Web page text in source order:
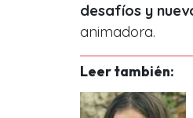
desafíos y
animadora.
Leer también: